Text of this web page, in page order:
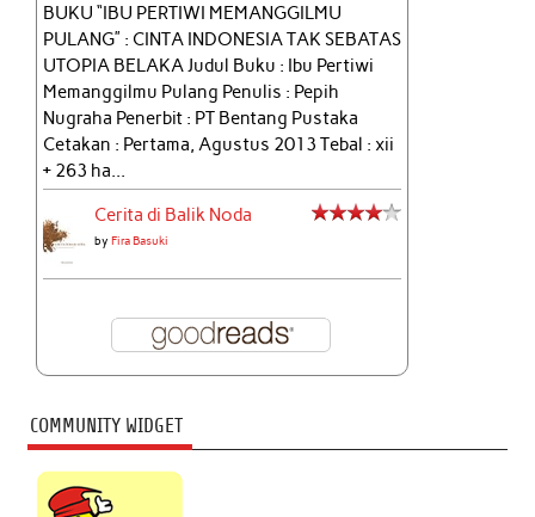
BUKU “IBU PERTIWI MEMANGGILMU
PULANG” : CINTA INDONESIA TAK SEBATAS
UTOPIA BELAKA Judul Buku : Ibu Pertiwi
Memanggilmu Pulang Penulis : Pepih
Nugraha Penerbit : PT Bentang Pustaka
Cetakan : Pertama, Agustus 2013 Tebal : xii
+ 263 ha...
Cerita di Balik Noda
byFira Basuki
COMMUNITY WIDGET